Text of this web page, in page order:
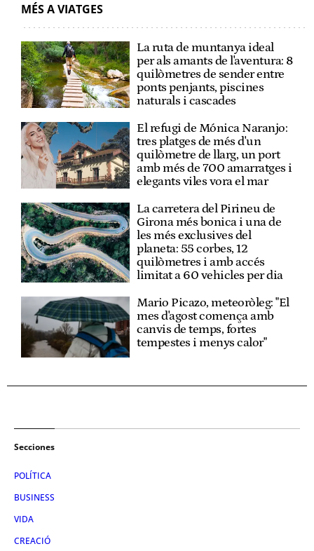
MÉS A VIATGES
La ruta de muntanya ideal
per als amants de l'aventura: 8
quilòmetres de sender entre
ponts penjants, piscines
naturals i cascades
El refugi de Mónica Naranjo:
tres platges de més d'un
quilòmetre de llarg, un port
amb més de 700 amarratges i
elegants viles vora el mar
La carretera del Pirineu de
Girona més bonica i una de
les més exclusives del
planeta: 55 corbes, 12
quilòmetres i amb accés
limitat a 60 vehicles per dia
Mario Picazo, meteoròleg: "El
mes d'agost comença amb
canvis de temps, fortes
tempestes i menys calor"
Secciones
POLÍTICA
BUSINESS
VIDA
CREACIÓ